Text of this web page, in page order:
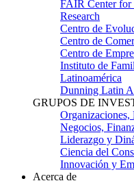
FAIR Center for
Research
Centro de
Centro de
Centro de
Instituto de
Latinoamérica
Dunning Latin
GRUPOS DE
Organizaciones,
Negocios,
Liderazgo y
Ciencia del
Innovación y
Acerca de